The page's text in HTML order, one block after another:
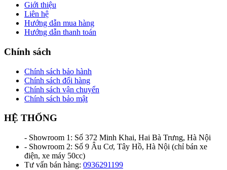
Giới thiệu
Liên hệ
Hướng dẫn mua hàng
Hướng dẫn thanh toán
Chính sách
Chính sách bảo hành
Chính sách đổi hàng
Chính sách vận chuyển
Chính sách bảo mật
HỆ THỐNG
- Showroom 1: Số 372 Minh Khai, Hai Bà Trưng, Hà Nội
- Showroom 2: Số 9 Âu Cơ, Tây Hồ, Hà Nội (chỉ bán xe
điện, xe máy 50cc)
Tư vấn bán hàng: 0936291199